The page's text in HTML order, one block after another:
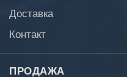
Доставка
Контакт
ПРОДАЖА